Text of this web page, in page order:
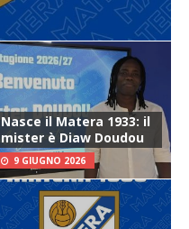
Nasce il Matera 1933: il
mister è Diaw Doudou
9 GIUGNO 2026